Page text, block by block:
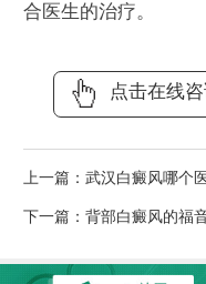
合医生的治疗。
点击在线
上一篇： 武汉白癜风哪个
下一篇： 背部白癜风的福